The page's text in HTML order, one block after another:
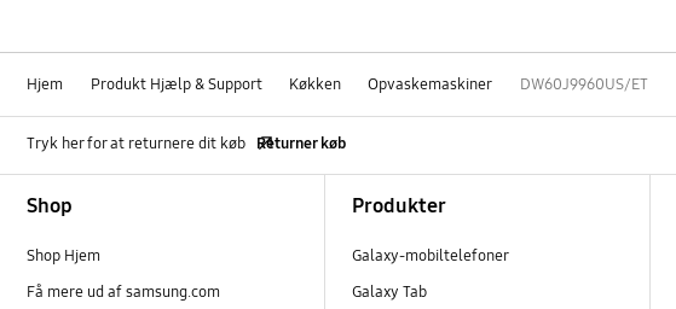
Hjem Produkt Hjælp & Support Køkken Opvaskemaskiner DW60J9960US/ET
Tryk her for at returnere dit køb Returner køb
Shop
Shop Hjem
Få mere ud af samsung.com
Produkter
Galaxy-mobiltelefoner
Galaxy Tab